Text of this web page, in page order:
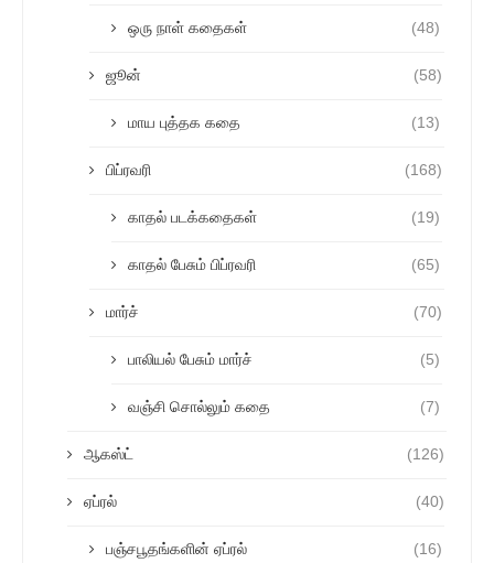
ஒரு நாள் கதைகள் (48)
ஜூன் (58)
மாய புத்தக கதை (13)
பிப்ரவரி (168)
காதல் படக்கதைகள் (19)
காதல் பேசும் பிப்ரவரி (65)
மார்ச் (70)
பாலியல் பேசும் மார்ச் (5)
வஞ்சி சொல்லும் கதை (7)
ஆகஸ்ட் (126)
ஏப்ரல் (40)
பஞ்சபூதங்களின் ஏப்ரல் (16)